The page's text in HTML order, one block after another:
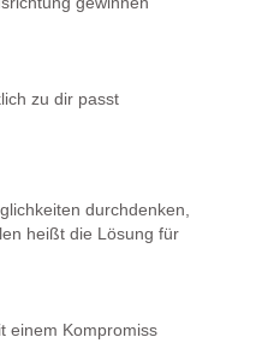
zu dir passt
durchdenken,
heißt die Lösung für
einem Kompromiss